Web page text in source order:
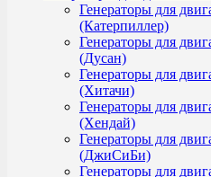
Генераторы для
(Катерпиллер)
Генераторы для
(Дусан)
Генераторы для
(Хитачи)
Генераторы для
(Хендай)
Генераторы для
(ДжиСиБи)
Генераторы для